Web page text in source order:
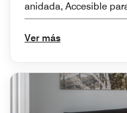
anidada, Accesible
de audición,
necesidades
Instalaciones para
sillas de ruedas
Ver más